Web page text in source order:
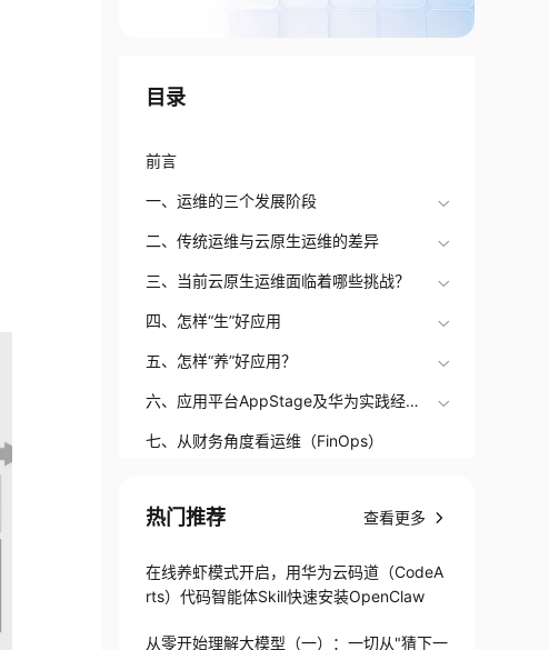
目录
前言
一、运维的三个发展阶段
二、传统运维与云原生运维的差异
三、当前云原生运维面临着哪些挑战？
四、怎样“生”好应用
五、怎样“养”好应用？
六、应用平台AppStage及华为实践经
验，如何助力支撑终端业务全球12亿+用
七、从财务角度看运维（FinOps）
热门推荐 查看更多
在线养虾模式开启，用华为云码道（CodeA
rts）代码智能体Skill快速安装OpenClaw
从零开始理解大模型（一）：一切从"猜下一